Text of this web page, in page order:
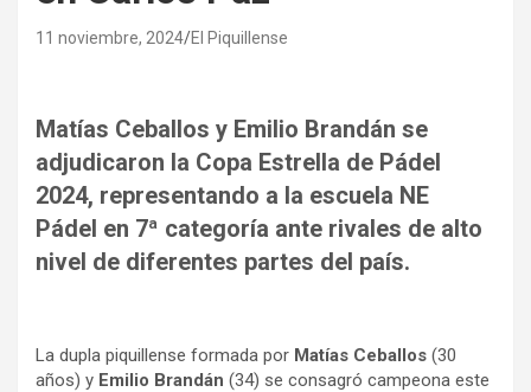
11 noviembre, 2024 El Piquillense
Matías Ceballos y Emilio Brandán se
adjudicaron la Copa Estrella de Pádel
2024, representando a la escuela NE
Pádel en 7ª categoría ante rivales de alto
nivel de diferentes partes del país.
La dupla piquillense formada por Matías Ceballos (30
años) y Emilio Brandán (34) se consagró campeona este